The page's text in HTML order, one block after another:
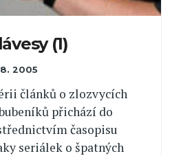
(1)
2005
článků o zlozvycích
přichází do
časopisu
seriálek o špatných